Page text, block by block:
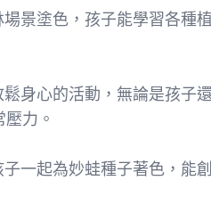
景塗色，孩子能學習各種
身心的活動，無論是孩子
力。
一起為妙蛙種子著色，能